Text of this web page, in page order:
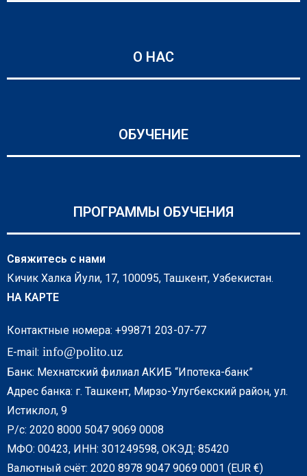
О НАС
ОБУЧЕНИЕ
ПРОГРАММЫ ОБУЧЕНИЯ
Свяжитесь с нами
Кичик Халка Йули, 17, 100095, Ташкент, Узбекистан.
НА КАРТЕ
Контактные номера: +99871 203-07-77
E-mail: info@polito.uz
Банк: Мехнатский филиал АКИБ “Ипотека-банк”
Адрес банка: г. Ташкент, Мирзо-Улугбекский район, ул.
Истиклол, 9
Р/с: 2020 8000 5047 9069 0008
МФО: 00423, ИНН: 301249598, ОКЭД: 85420
Валютный счёт: 2020 8978 9047 9069 0001 (EUR €)